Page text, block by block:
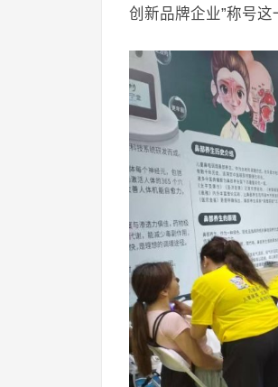
创新品牌企业”称号这